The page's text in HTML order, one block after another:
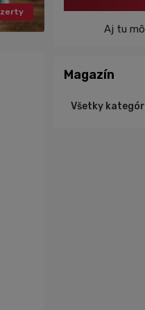
Aj tu
Magazín
Všetky